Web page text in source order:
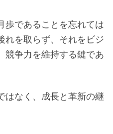
歩であることを忘れては
れを取らず、それをビジ
競争力を維持する鍵であ
はなく、成長と革新の継